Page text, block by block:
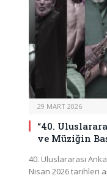
29 MART 2026
“40.
ve Müziğin
40. Uluslararası
Nisan 2026 tarihleri